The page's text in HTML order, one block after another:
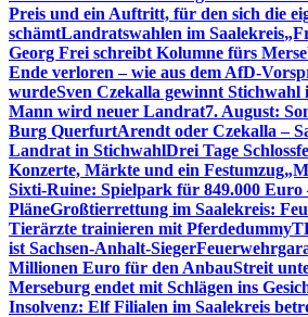
Preis und ein Auftritt, für den sich die
schämtLandratswahlen im Saalekreis
Georg Frei schreibt Kolumne fürs
Ende verloren – wie aus dem AfD-
wurdeSven Czekalla gewinnt Stichwahl
Mann wird neuer Landrat7. August:
Burg QuerfurtArendt oder Czekalla –
Landrat in StichwahlDrei Tage
Konzerte, Märkte und ein Festumzug
Sixti-Ruine: Spielpark für 849.000 Euro
PläneGroßtierrettung im Saalekreis:
Tierärzte trainieren mit Pferdedummy
ist Sachsen-Anhalt-Sieger
Millionen Euro für den AnbauStreit
Merseburg endet mit Schlägen ins
Insolvenz: Elf Filialen im Saalekreis